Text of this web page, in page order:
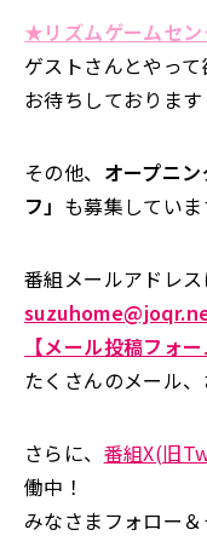
★リズムゲームセン
ゲストさんとやっ
お待ちしております
その他、 オープニ
フ」 も募集していま
番組メールアドレス
【メール投稿フォー
たくさんのメール
さらに、 番組X(旧
働中！
みなさまフォロー